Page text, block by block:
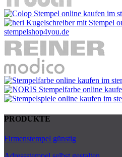
PRODUKTE
Firmenstempel günstig